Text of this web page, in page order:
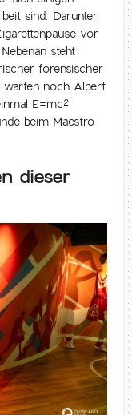
sind. Darunter
vor
steht
forensischer
warten noch Albert
E=mc2
beim Maestro
dieser